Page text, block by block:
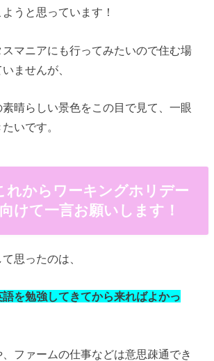
うと思っています！
マニアにも行ってみたいので住む場
ませんが、
晴らしい景色をこの目で見て、一眼
いです。
れからワーキングホリデー
けて一言お願いします！
思ったのは、
語を勉強してきてから来ればよかっ
ファームの仕事などは意思疎通でき